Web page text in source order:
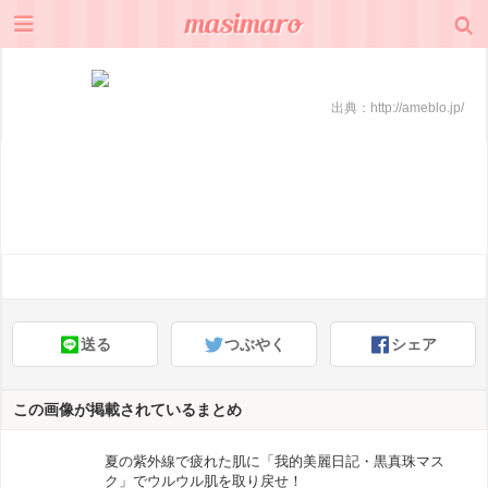
出典： http://ameblo.jp/
送る つぶやく シェア
この画像が掲載されているまとめ
夏の紫外線で疲れた肌に「我的美麗日記・黒真珠マス
ク」でウルウル肌を取り戻せ！